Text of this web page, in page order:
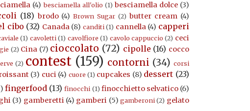
(4) besciamella all'olio (1) besciamella dolce (3)
(18) brodo (4) Brown Sugar (2) butter cream (4)
cibo (32) Canada (8) canditi (1) cannella (4) capperi
(1) cavoletti (1) cavolfiore (1) cavolo cappuccio (2) ceci
(2) Cina (7) cioccolato (72) cipolle (16) cocco
(2) contest (159) contorni (34) corsi
(3) cuci (4) cuore (1) cupcakes (8) dessert (23)
fingerfood (13) finocchi (1) finocchietto selvatico (6)
(3) gamberetti (4) gamberi (5) gamberoni (2) gelato